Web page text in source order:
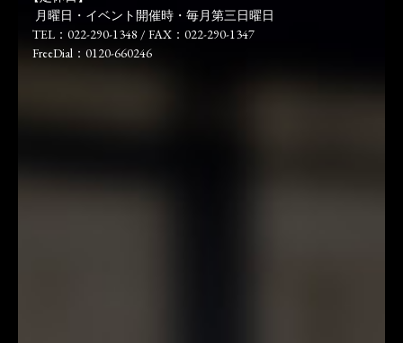
月曜日・イベント開催時・毎月第三日曜日
TEL：022-290-1348 / FAX：022-290-1347
FreeDial：0120-660246